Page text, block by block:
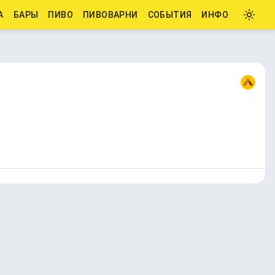
БАРЫ ПИВО ПИВОВАРНИ СОБЫТИЯ ИНФО